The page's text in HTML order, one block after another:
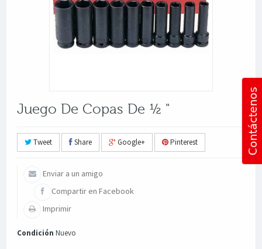
Juego De Copas De ½ "
Tweet Share Google+ Pinterest
Enviar a un amigo
Compartir en Facebook
Imprimir
Condición Nuevo